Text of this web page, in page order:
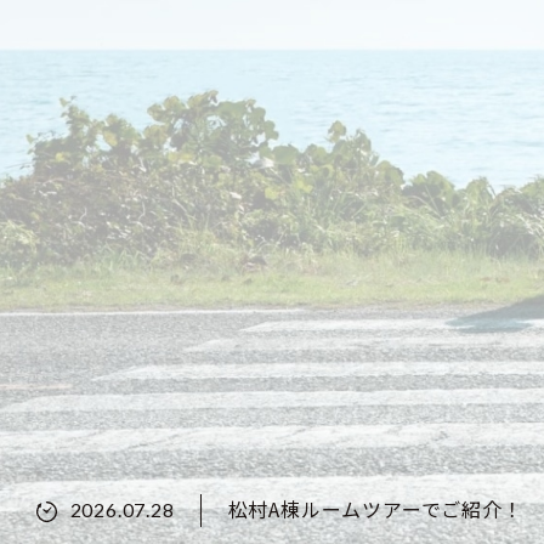
2026.07.28 松村A棟ルームツアーでご紹介！